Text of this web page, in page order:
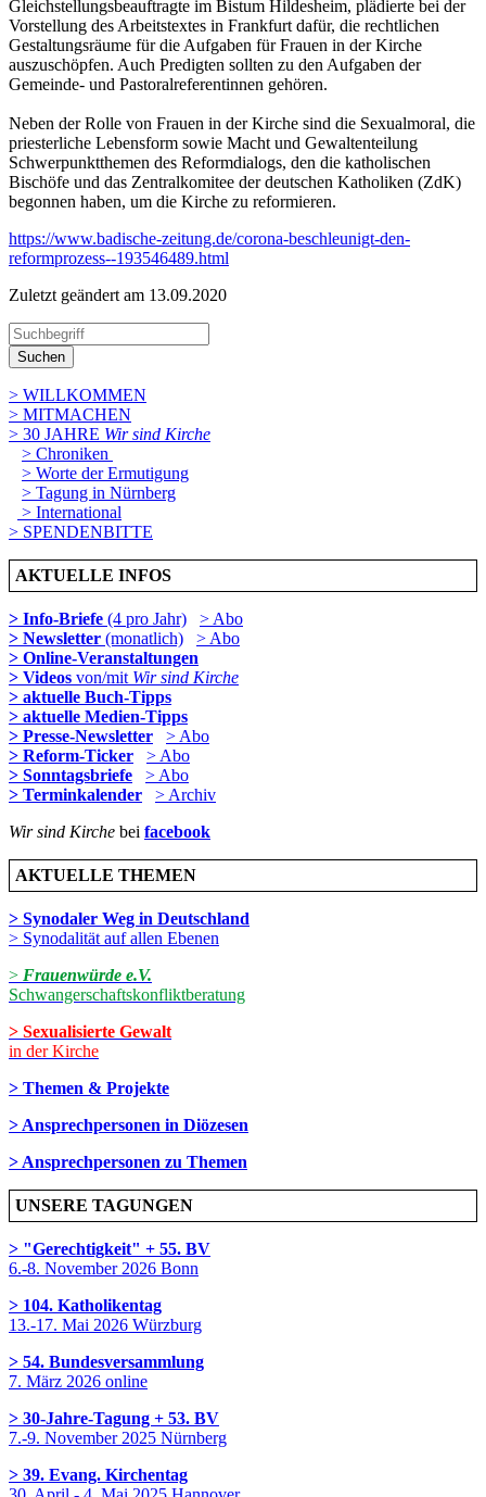
Gleichstellungsbeauftragte im Bistum Hildesheim, plädierte bei der
Vorstellung des Arbeitstextes in Frankfurt dafür, die rechtlichen
Gestaltungsräume für die Aufgaben für Frauen in der Kirche
auszuschöpfen. Auch Predigten sollten zu den Aufgaben der
Gemeinde- und Pastoralreferentinnen gehören.
Neben der Rolle von Frauen in der Kirche sind die Sexualmoral, die
priesterliche Lebensform sowie Macht und Gewaltenteilung
Schwerpunktthemen des Reformdialogs, den die katholischen
Bischöfe und das Zentralkomitee der deutschen Katholiken (ZdK)
begonnen haben, um die Kirche zu reformieren.
https://www.badische-zeitung.de/corona-beschleunigt-den-
reformprozess--193546489.html
Zuletzt geändert am 13­.09.2020
Suchen
> WILLKOMMEN
> MITMACHEN
> 30 JAHRE Wir sind Kirche
> Chroniken
> Worte der Ermutigung
> Tagung in Nürnberg
> International
> SPENDENBITTE
AKTUELLE INFOS
> Info-Briefe (4 pro Jahr)
> Abo
> Newsletter (monatlich)
> Abo
> Online-Veranstaltungen
> Videos von/mit Wir sind Kirche
> aktuelle Buch-Tipps
> aktuelle Medien-Tipps
> Presse-Newsletter
> Abo
> Reform-Ticker
> Abo
> Sonntagsbriefe
> Abo
> Terminkalender
> Archiv
Wir sind Kirche bei facebook
AKTUELLE THEMEN
> Synodaler Weg in Deutschland
> Synodalität auf allen Ebenen
> Frauenwürde e.V.
Schwangerschaftskonfliktberatung
> Sexualisierte Gewalt
in der Kirche
> Themen & Projekte
> Ansprechpersonen in Diözesen
> Ansprechpersonen zu Themen
UNSERE TAGUNGEN
> "Gerechtigkeit" + 55. BV
6.-8. November 2026 Bonn
> 104. Katholikentag
13.-17. Mai 2026 Würzburg
> 54. Bundesversammlung
7. März 2026 online
> 30-Jahre-Tagung + 53. BV
7.-9. November 2025 Nürnberg
> 39. Evang. Kirchentag